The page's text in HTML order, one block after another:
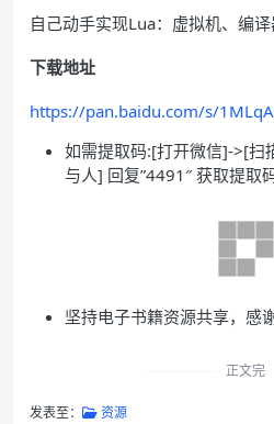
自己动手实现Lua：虚拟机、编
下载地址
https://pan.baidu.com/s/
如需提取码:[打开微信]->[扫
与人] 回复”4491″ 获取提取
坚持电子书籍资源共享，感
正文完
发表至： 资源